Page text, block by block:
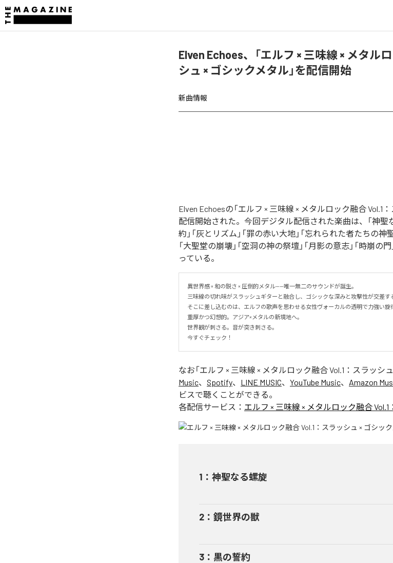
Elven Echoes、「エルフ × 三味線 × メタル
シュ × ゴシックメタル」を配信開始
新曲情報
Elven Echoesの「エルフ × 三味線 × メタルロック融合 Vol.1
配信開始された。今回デジタル配信された楽曲は、「神聖な
約」「灰とリズム」「罪の赤い大地」「忘れられた者たちの神
「大聖堂の崩壊」「空洞の神の祭壇」「月影の意志」「時崩の
っている。
異世界感 × 和の鋭さ × 圧倒的メタル——唯一無二のサウンドが誕生。
三味線の切れ味がスラッシュギターと融合し、ゴシックな深みと攻撃性が交差す
そこに差し込むのは、エルフの歌声を思わせる女性ヴォーカルの透明で力強い旋
重厚かつ幻想的。アジア×メタルの新境地へ。
世界観が刺さる。音が突き刺さる。
今すぐチェック！
なお「エルフ × 三味線 × メタルロック融合 Vol.1：スラッシ
Music、 Spotify、 LINE MUSIC、 YouTube Music、 Amazon
ビスで聴くことができる。
各配信サービス： エルフ × 三味線 × メタルロック融合
1 ： 神聖なる螺旋
2 ： 鏡世界の獣
3 ： 黒の誓約